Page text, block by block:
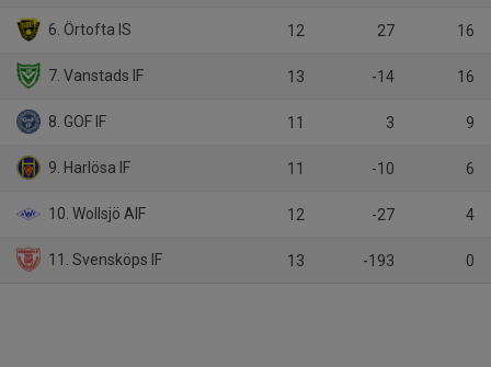
6. Örtofta IS 12 27 16
7. Vanstads IF 13 -14 16
8. GOF IF 11 3 9
9. Harlösa IF 11 -10 6
10. Wollsjö AIF 12 -27 4
11. Svensköps IF 13 -193 0